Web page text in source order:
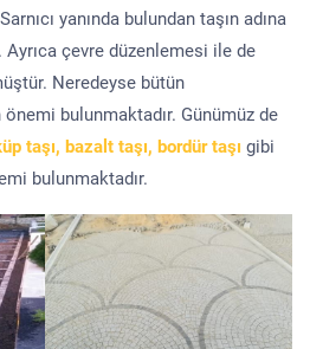
yanında bulundan taşın adına
Ayrıca çevre düzenlemesi ile de
Neredeyse bütün
bulunmaktadır. Günümüz de
taşı, bazalt taşı, bordür taşı gibi
bulunmaktadır.